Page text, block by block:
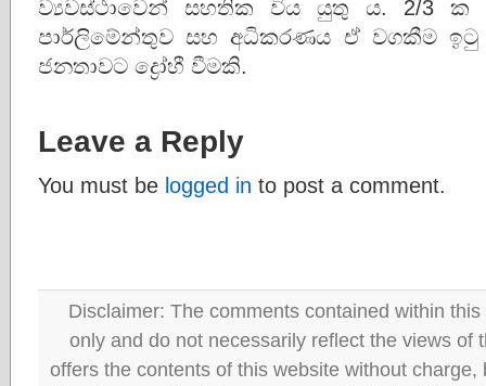
ව්‍යවස්ථාවෙන් සහතික විය යුතු ය. 2/3 ක
පාර්ලිමේන්තුව සහ අධිකරණය ඒ වගකීම
ජනතාවට ද්‍රෝහී වීමකි.
Leave a Reply
You must be logged in to post a comment.
Disclaimer: The comments contained within
only and do not necessarily reflect the views of
offers the contents of this website without